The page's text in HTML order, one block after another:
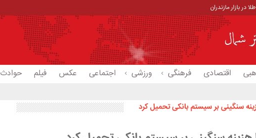
در بازار مازندران
اقتصادی فرهنگی ورزشی اجتماعی عکس فیلم حوادث
سنگینی بر سیستم بانکی تحمیل کرد